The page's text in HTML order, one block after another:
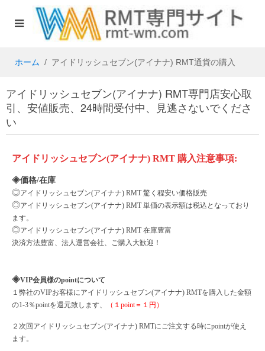
ホーム アイドリッシュセブン(アイナナ) RMT通貨の購入
アイドリッシュセブン(アイナナ) RMT専門店安心取
引、安値販売、24時間受付中、見逃さないでくださ
い
アイドリッシュセブン(アイナナ) RMT 購入注意事項:
◈価格/在庫
◎アイドリッシュセブン(アイナナ) RMT 驚く程安い価格販売
◎アイドリッシュセブン(アイナナ) RMT 単価の表示額は税込となっており
ます。
◎アイドリッシュセブン(アイナナ) RMT 在庫豊富
決済方法豊富、法人運営会社、ご購入大歓迎！
◈VIP会員様のpointについて
１弊社のVIPお客様にアイドリッシュセブン(アイナナ) RMTを購入した金額
の1-3％pointを還元致します、
（１ point＝１円）
２次回 アイドリッシュセブン(アイナナ) RMTにご注文する時にpointが使え
ます。